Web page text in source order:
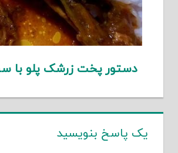
دستور پخت زرشک پلو با
یک پاسخ بنویسید